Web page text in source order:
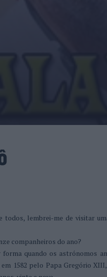
todos, lembrei-me de visitar
companheiros do ano?
quando os astrónomos
1582 pelo Papa Gregório